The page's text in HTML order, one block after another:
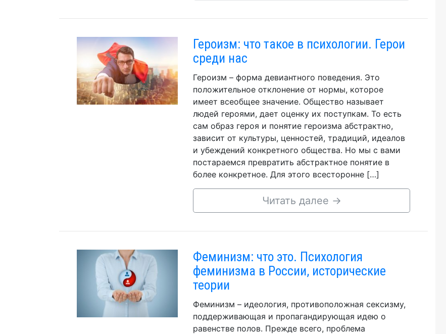
Героизм: что такое в психологии. Герои
среди нас
Героизм – форма девиантного поведения. Это
положительное отклонение от нормы, которое
имеет всеобщее значение. Общество называет
людей героями, дает оценку их поступкам. То есть
сам образ героя и понятие героизма абстрактно,
зависит от культуры, ценностей, традиций, идеалов
и убеждений конкретного общества. Но мы с вами
постараемся превратить абстрактное понятие в
более конкретное. Для этого всесторонне […]
Читать далее →
Феминизм: что это. Психология
феминизма в России, исторические
теории
Феминизм – идеология, противоположная сексизму,
поддерживающая и пропагандирующая идею о
равенстве полов. Прежде всего, проблема